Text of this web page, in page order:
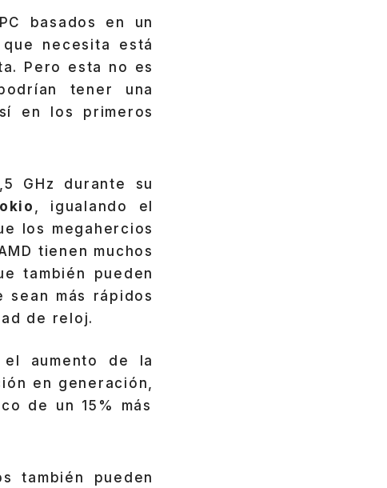
basados ​​en un
necesita está
Pero esta no es
tener una
en los primeros
GHz durante su
, igualando el
los megahercios
tienen muchos
también pueden
más rápidos
de reloj.
aumento de la
en generación,
de un 15% más
también pueden